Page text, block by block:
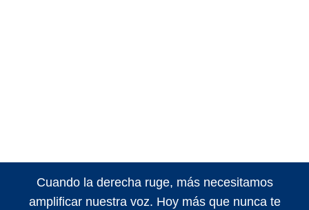
Cuando la derecha ruge, más necesitamos
amplificar nuestra voz. Hoy más que nunca te